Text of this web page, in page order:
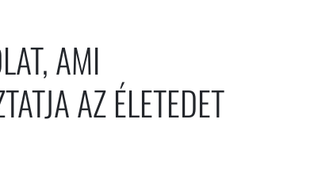
AMI
AZ ÉLETEDET